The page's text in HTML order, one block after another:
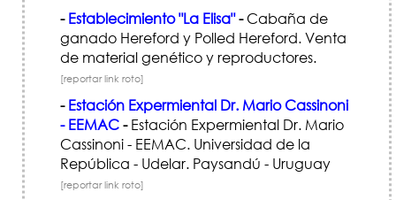
- Establecimiento "La Elisa"-Cabaña de
ganado Hereford y Polled Hereford. Venta
de material genético y reproductores.
[reportar link roto]
- Estación Expermiental Dr. Mario Cassinoni
- EEMAC-Estación Expermiental Dr. Mario
Cassinoni - EEMAC. Universidad de la
República - Udelar. Paysandú - Uruguay
[reportar link roto]